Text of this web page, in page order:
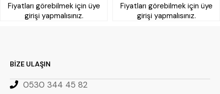
Fiyatları görebilmek için üye
girişi yapmalısınız.
Fiyatları görebilmek için üye
girişi yapmalısınız.
BİZE ULAŞIN
0530 344 45 82